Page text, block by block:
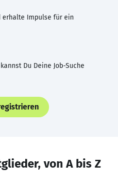
erhalte Impulse für ein
Du Deine Job-Suche
von A bis Z